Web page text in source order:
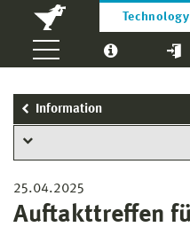
Technology
Information
25.04.2025
Auftakttreffen